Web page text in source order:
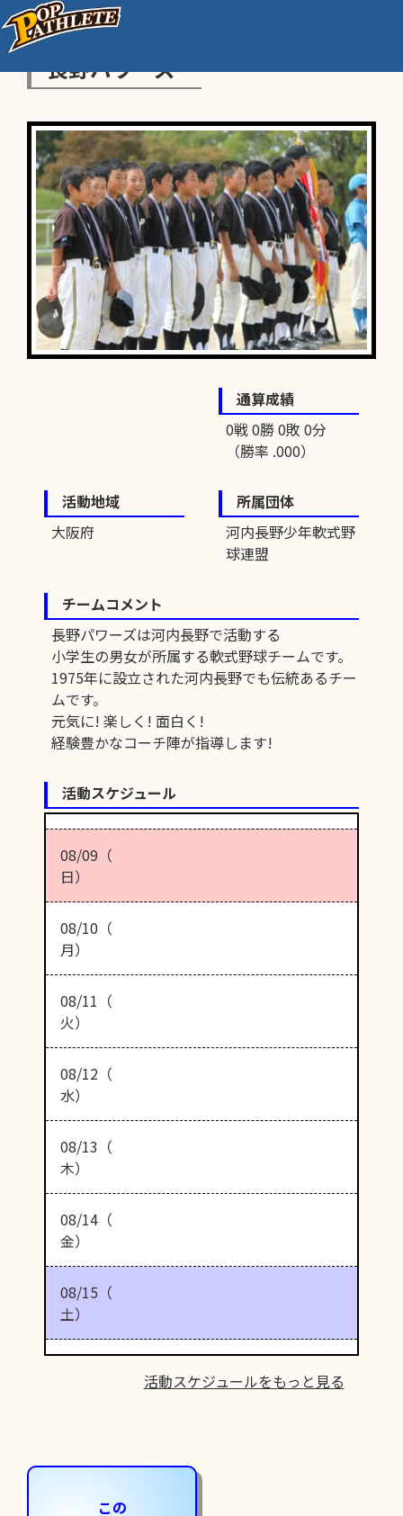
長野パワーズ
通算成績
0戦 0勝 0敗 0分
（勝率 .000）
活動地域
大阪府
所属団体
河内長野少年軟式野
球連盟
チームコメント
長野パワーズは河内長野で活動する
小学生の男女が所属する軟式野球チームです。
1975年に設立された河内長野でも伝統あるチー
ムです。
元気に! 楽しく! 面白く!
経験豊かなコーチ陣が指導します!
活動スケジュール
08/09（
日）
08/10（
月）
08/11（
火）
08/12（
水）
08/13（
木）
08/14（
金）
08/15（
土）
活動スケジュールをもっと見る
この